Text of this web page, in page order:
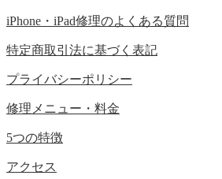
iPhone・iPad修理のよくある質問
特定商取引法に基づく表記
プライバシーポリシー
修理メニュー・料金
5つの特徴
アクセス